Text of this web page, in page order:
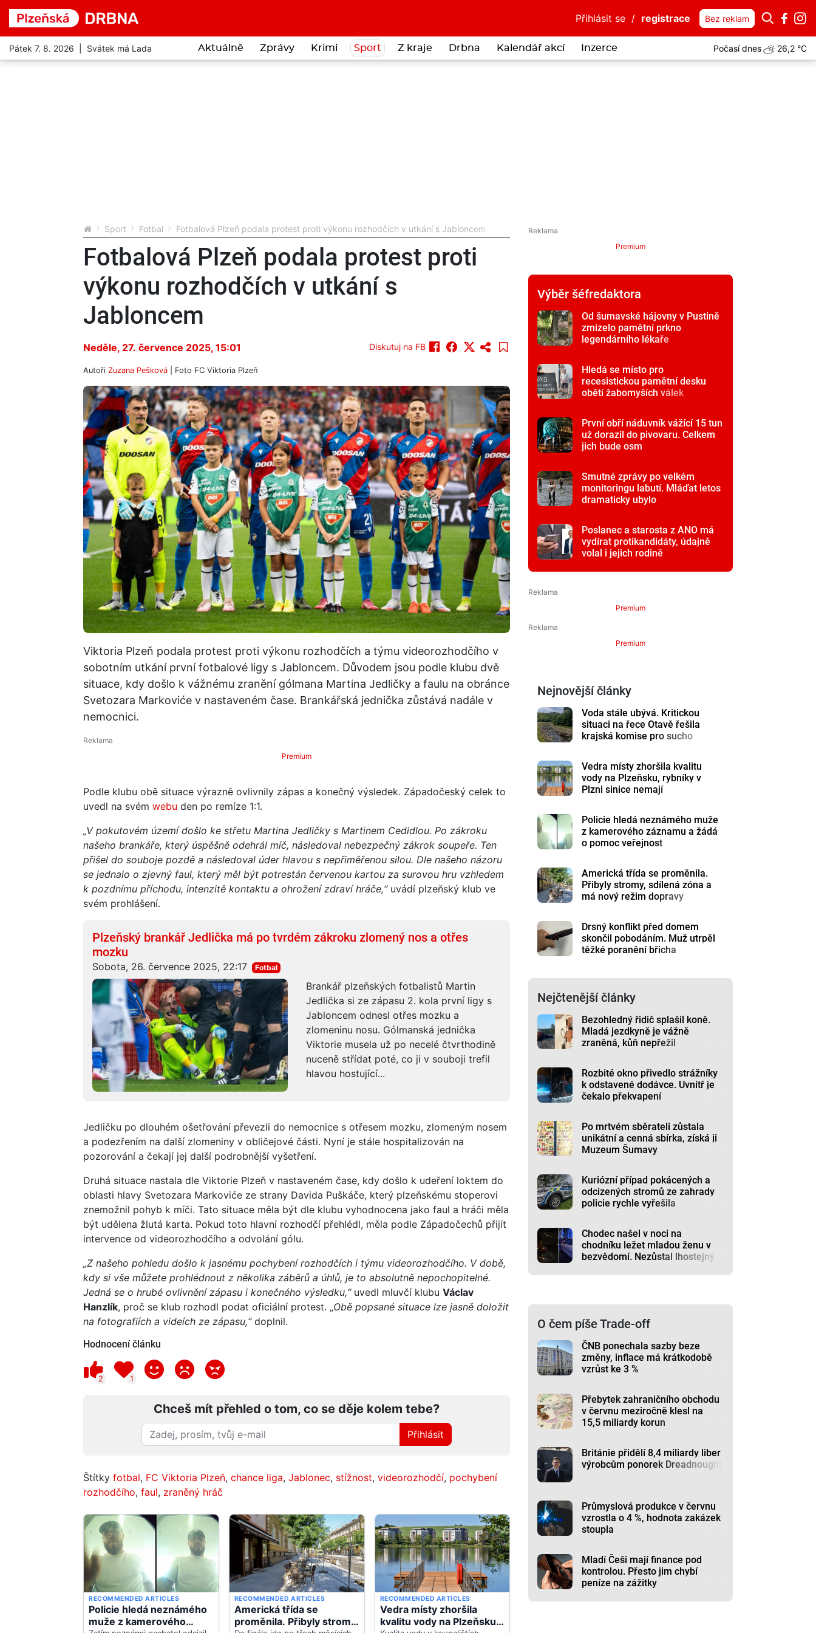
Přihlásit se / registrace Bez reklam
Pátek 7. 8. 2026 | Svátek má Lada Aktuálně Zprávy Krimi Sport Z kraje Drbna Kalendář akcí Inzerce Počasí dnes 26,2 °C
Sport Fotbal Fotbalová Plzeň podala protest proti výkonu rozhodčích v utkání s Jabloncem
Fotbalová Plzeň podala protest proti
výkonu rozhodčích v utkání s
Jabloncem
Neděle, 27. července 2025, 15:01 Diskutuj na FB
Autoři Zuzana Pešková | Foto FC Viktoria Plzeň
Viktoria Plzeň podala protest proti výkonu rozhodčích a týmu videorozhodčího v
sobotním utkání první fotbalové ligy s Jabloncem. Důvodem jsou podle klubu dvě
situace, kdy došlo k vážnému zranění gólmana Martina Jedličky a faulu na obránce
Svetozara Markoviće v nastaveném čase. Brankářská jednička zůstává nadále v
nemocnici.
Premium
Podle klubu obě situace výrazně ovlivnily zápas a konečný výsledek. Západočeský celek to
uvedl na svém webu den po remíze 1:1.
„V pokutovém území došlo ke střetu Martina Jedličky s Martinem Cedidlou. Po zákroku
našeho brankáře, který úspěšně odehrál míč, následoval nebezpečný zákrok soupeře. Ten
přišel do souboje pozdě a následoval úder hlavou s nepřiměřenou silou. Dle našeho názoru
se jednalo o zjevný faul, který měl být potrestán červenou kartou za surovou hru vzhledem
k pozdnímu příchodu, intenzitě kontaktu a ohrožení zdraví hráče,“uvádí plzeňský klub ve
svém prohlášení.
Plzeňský brankář Jedlička má po tvrdém zákroku zlomený nos a otřes
mozku
Sobota, 26. července 2025, 22:17 Fotbal
Brankář plzeňských fotbalistů Martin
Jedlička si ze zápasu 2. kola první ligy s
Jabloncem odnesl otřes mozku a
zlomeninu nosu. Gólmanská jednička
Viktorie musela už po necelé čtvrthodině
nuceně střídat poté, co ji v souboji trefil
hlavou hostující...
Jedličku po dlouhém ošetřování převezli do nemocnice s otřesem mozku, zlomeným nosem
a podezřením na další zlomeniny v obličejové části. Nyní je stále hospitalizován na
pozorování a čekají jej další podrobnější vyšetření.
Druhá situace nastala dle Viktorie Plzeň v nastaveném čase, kdy došlo k udeření loktem do
oblasti hlavy Svetozara Markoviće ze strany Davida Puškáče, který plzeňskému stoperovi
znemožnil pohyb k míči. Tato situace měla být dle klubu vyhodnocena jako faul a hráči měla
být udělena žlutá karta. Pokud toto hlavní rozhodčí přehlédl, měla podle Západočechů přijít
intervence od videorozhodčího a odvolání gólu.
„Z našeho pohledu došlo k jasnému pochybení rozhodčích i týmu videorozhodčího. V době,
kdy si vše můžete prohlédnout z několika záběrů a úhlů, je to absolutně nepochopitelné.
Jedná se o hrubé ovlivnění zápasu i konečného výsledku,“ uvedl mluvčí klubu Václav
Hanzlík, proč se klub rozhodl podat oficiální protest. „Obě popsané situace lze jasně doložit
na fotografiích a videích ze zápasu,“doplnil.
Hodnocení článku
2 1
Chceš mít přehled o tom, co se děje kolem tebe?
Přihlásit
Štítky fotbal, FC Viktoria Plzeň, chance liga, Jablonec, stížnost, videorozhodčí, pochybení
rozhodčího, faul, zraněný hráč
Premium
Výběr šéfredaktora
Od šumavské hájovny v Pustině
zmizelo pamětní prkno
legendárního lékaře
Hledá se místo pro
recesistickou pamětní desku
obětí žabomyších válek
První obří náduvník vážící 15 tun
už dorazil do pivovaru. Celkem
jich bude osm
Smutné zprávy po velkém
monitoringu labutí. Mláďat letos
dramaticky ubylo
Poslanec a starosta z ANO má
vydírat protikandidáty, údajně
volal i jejich rodině
Premium
Premium
Nejnovější články
Voda stále ubývá. Kritickou
situaci na řece Otavě řešila
krajská komise pro sucho
Vedra místy zhoršila kvalitu
vody na Plzeňsku, rybníky v
Plzni sinice nemají
Policie hledá neznámého muže
z kamerového záznamu a žádá
o pomoc veřejnost
Americká třída se proměnila.
Přibyly stromy, sdílená zóna a
má nový režim dopravy
Drsný konflikt před domem
skončil pobodáním. Muž utrpěl
těžké poranění břicha
Nejčtenější články
Bezohledný řidič splašil koně.
Mladá jezdkyně je vážně
zraněná, kůň nepřežil
Rozbité okno přivedlo strážníky
k odstavené dodávce. Uvnitř je
čekalo překvapení
Po mrtvém sběrateli zůstala
unikátní a cenná sbírka, získá ji
Muzeum Šumavy
Kuriózní případ pokácených a
odcizených stromů ze zahrady
policie rychle vyřešila
Chodec našel v noci na
chodníku ležet mladou ženu v
bezvědomí. Nezůstal lhostejný
O čem píše Trade-off
ČNB ponechala sazby beze
změny, inflace má krátkodobě
vzrůst ke 3 %
Přebytek zahraničního obchodu
v červnu meziročně klesl na
15,5 miliardy korun
Británie přidělí 8,4 miliardy liber
výrobcům ponorek Dreadnought
Průmyslová produkce v červnu
vzrostla o 4 %, hodnota zakázek
stoupla
Mladí Češi mají finance pod
kontrolou. Přesto jim chybí
peníze na zážitky